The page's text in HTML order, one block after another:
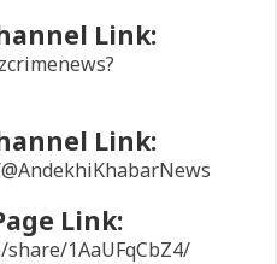
Link:
Link:
Link:
1AaUFqCbZ4/